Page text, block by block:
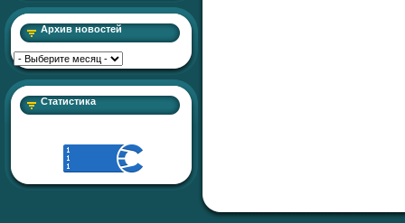
Архив новостей
Статистика